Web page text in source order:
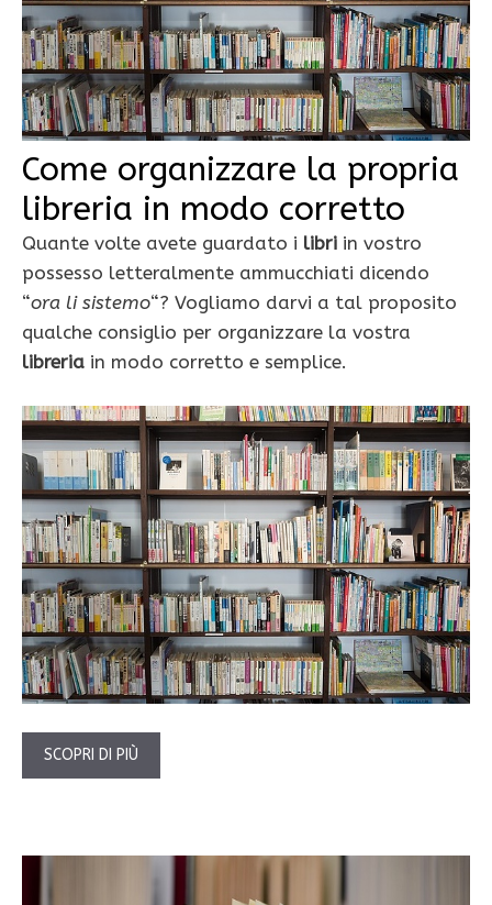
Come organizzare la propria
libreria in modo corretto
Quante volte avete guardato i libri in vostro
possesso letteralmente ammucchiati dicendo
“ora li sistemo“? Vogliamo darvi a tal proposito
qualche consiglio per organizzare la vostra
libreria in modo corretto e semplice.
SCOPRI DI PIÙ